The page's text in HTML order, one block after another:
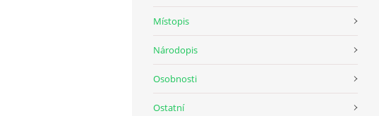
Místopis
Národopis
Osobnosti
Ostatní